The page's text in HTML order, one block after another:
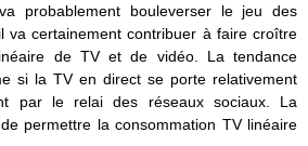
probablement bouleverser le jeu des
va certainement contribuer à faire croître
de TV et de vidéo. La tendance
si la TV en direct se porte relativement
par le relai des réseaux sociaux. La
permettre la consommation TV linéaire